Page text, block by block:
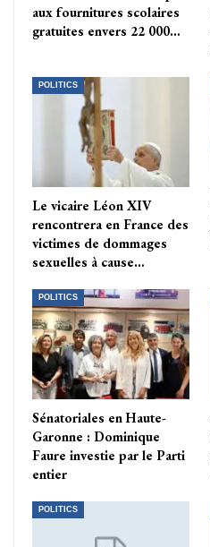
aux fournitures scolaires
gratuites envers 22 000…
POLITICS
Le vicaire Léon XIV
rencontrera en France des
victimes de dommages
sexuelles à cause…
POLITICS
Sénatoriales en Haute-
Garonne : Dominique
Faure investie par le Parti
entier
POLITICS